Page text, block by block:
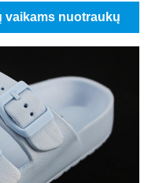
vaikams nuotraukų